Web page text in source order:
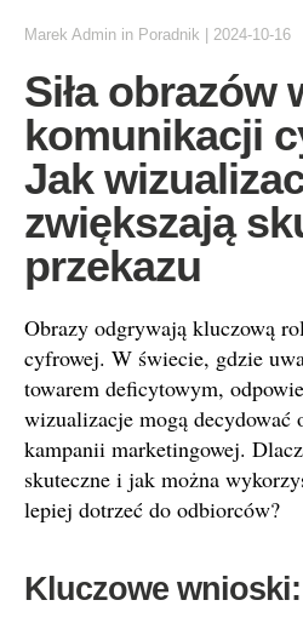
Marek Admin in Poradnik 2024-10-16
Siła obrazów
komunikacji
Jak
zwiększają
przekazu
Obrazy odgrywają kluczową
cyfrowej. W świecie, gdzie
towarem deficytowym,
wizualizacje mogą decydować
kampanii marketingowej.
skuteczne i jak można
lepiej dotrzeć do odbiorców?
Kluczowe wnioski: